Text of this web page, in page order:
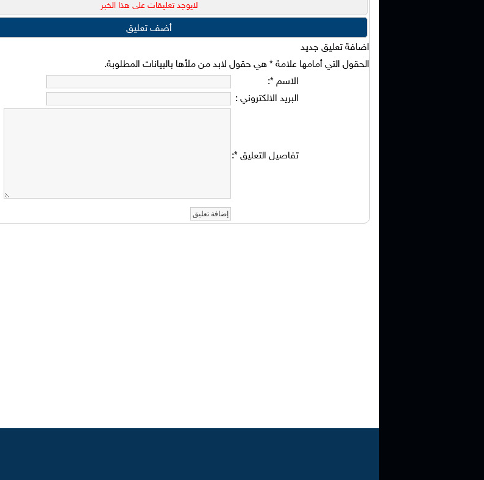
لايوجد تعليقات على هذا الخبر
أضف تعليق
اضافة تعليق جديد
الحقول التي أمامها علامة * هي حقول لابد من ملأها بالبيانات المطلوبة.
الاسم*
:
البريد الالكتروني:
تفاصيل التعليق*
: